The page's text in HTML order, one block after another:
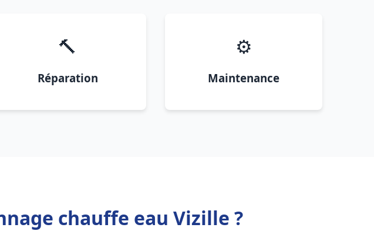
🔨
Réparation
⚙️
Maintenance
chauffe eau Vizille ?